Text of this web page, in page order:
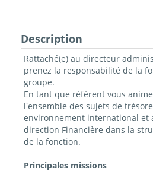
Description
Rattaché(e) au directeur
prenez la responsabilité de la
groupe.
En tant que référent vous
l'ensemble des sujets de
environnement international et
direction Financière dans la
de la fonction.
Principales missions